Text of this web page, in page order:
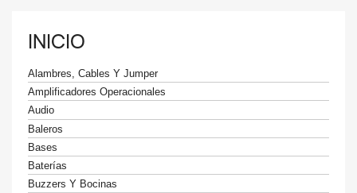
INICIO
Alambres, Cables Y Jumper
Amplificadores Operacionales
Audio
Baleros
Bases
Baterías
Buzzers Y Bocinas